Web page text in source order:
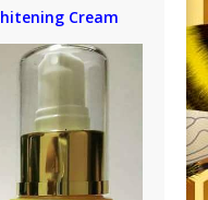
Cream